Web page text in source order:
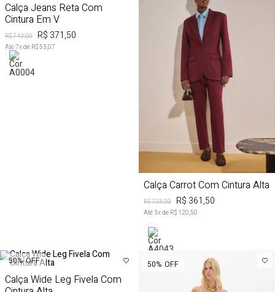
Calça Jeans Reta Com
Cintura Em V
R$ 743,00 R$ 371,50
Até7x de R$ 53,07
Calça Carrot Com Cintura Alta
R$ 723,00 R$ 361,50
Até3x de R$ 120,50
50% OFF
Calça Wide Leg Fivela Com
50% OFF